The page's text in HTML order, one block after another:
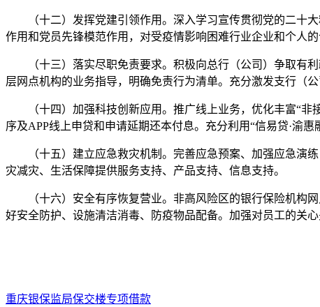
（十二）发挥党建引领作用。深入学习宣传贯彻党的二十大
作用和党员先锋模范作用，对受疫情影响困难行业企业和个人
（十三）落实尽职免责要求。积极向总行（公司）争取有利
层网点机构的业务指导，明确免责行为清单。充分激发支行（
（十四）加强科技创新应用。推广线上业务，优化丰富“非
序及APP线上申贷和申请延期还本付息。充分利用“信易贷·渝
（十五）建立应急救灾机制。完善应急预案、加强应急演练
灾减灾、生活保障提供服务支持、产品支持、信息支持。
（十六）安全有序恢复营业。非高风险区的银行保险机构网
好安全防护、设施清洁消毒、防疫物品配备。加强对员工的关
重庆银保监局保交楼专项借款